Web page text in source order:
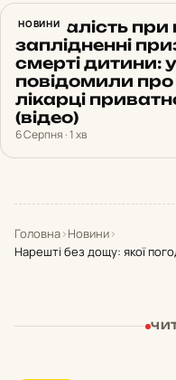
НОВИНИ
Недбалість
заплідненні
смерті дитини:
повідомили про
лікарці
(відео)
6 Серпня · 1 хв
Головна›Новини›
Нарешті без дощу: якої